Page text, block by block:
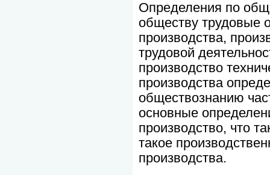
Определения по
обществу трудовые
производства,
трудовой
производство
производства
обществознанию
основные
производство, что
такое
производства.